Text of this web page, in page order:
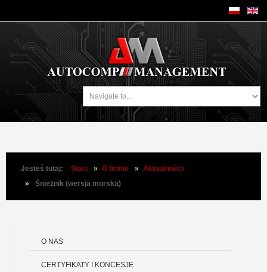
Jesteś tutaj: Start » O firmie » Aktualności
»
Śnieżnik (wersja morska)
O NAS
CERTYFIKATY I KONCESJE